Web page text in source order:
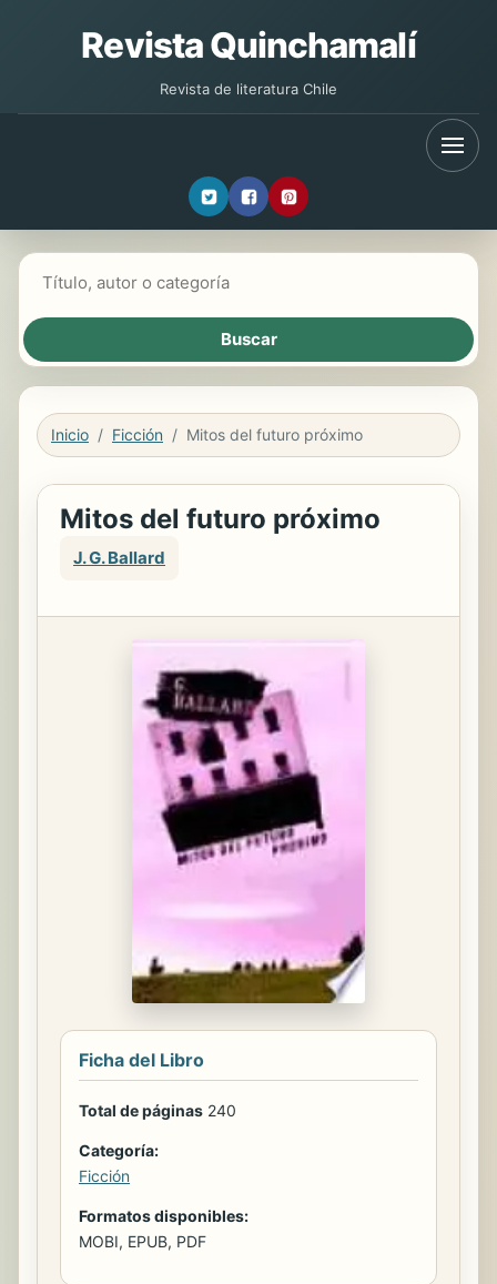
Revista Quinchamalí
Revista de literatura Chile
Inicio Ficción Mitos del futuro próximo
Mitos del futuro próximo
J. G. Ballard
Ficha del Libro
Total de páginas 240
Categoría:
Ficción
Formatos disponibles:
MOBI, EPUB, PDF